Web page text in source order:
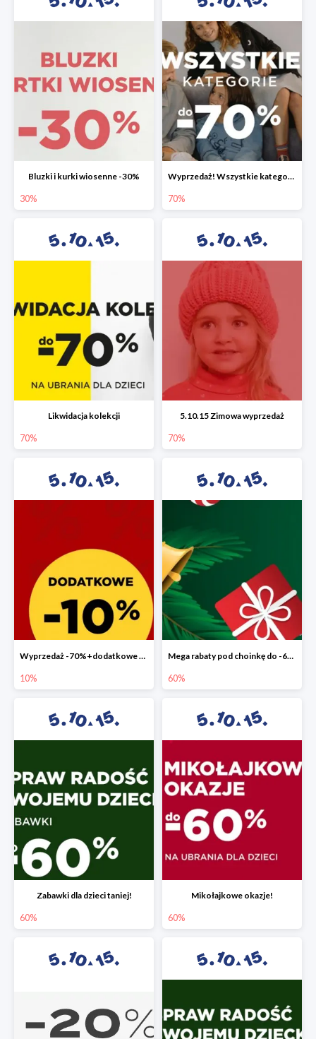
Bluzki i kurki wiosenne -30%
30%
Wyprzedaż! Wszystkie kategorie do -70%
70%
Likwidacja kolekcji
70%
5.10.15 Zimowa wyprzedaż
70%
Wyprzedaż -70%+dodatkowe 10%
10%
Mega rabaty pod choinkę do -60%
60%
Zabawki dla dzieci taniej!
60%
Mikołajkowe okazje!
60%